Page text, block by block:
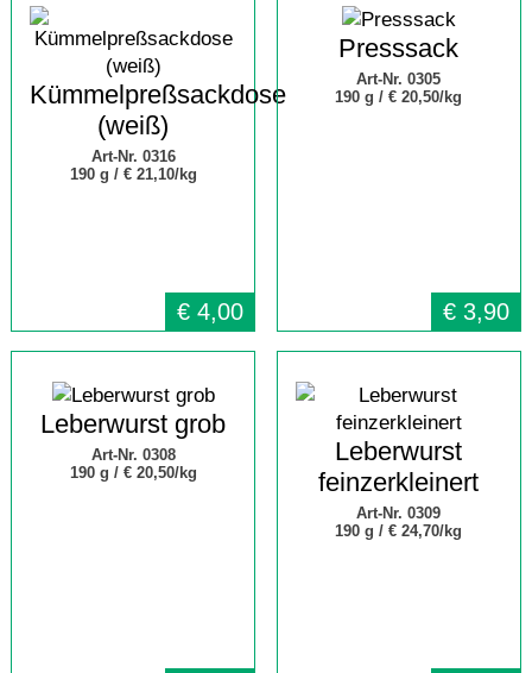
Kümmelpreßsackdose
(weiß)
Art-Nr. 0316
190 g / € 21,10/kg
€ 4,00
Presssack
Art-Nr. 0305
190 g /€ 20,50/kg
€ 3,90
Leberwurst grob
Art-Nr. 0308
190 g / € 20,50/kg
Leberwurst
feinzerkleinert
Art-Nr. 0309
190 g /€ 24,70/kg